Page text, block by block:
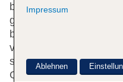
bei der Buchung von
geboten. Das Haus
behindertengerechten
verfügt über
schöner Garten und
Gelände der
Impressum
Ablehnen